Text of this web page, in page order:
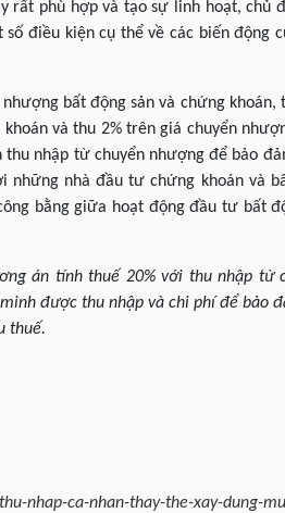
rất phù hợp và tạo sự linh hoạt, chủ
điều kiện cụ thể về các biến
bất động sản và chứng
và thu 2% trên giá chuyển
nhập từ chuyển nhượng để bảo
nhà đầu tư chứng khoán và
bằng giữa hoạt động đầu tư bất
án tính thuế 20% với thu nhập từ
được thu nhập và chi phí để bảo
thuế.
nhap-ca-nhan-thay-the-xay-dung-